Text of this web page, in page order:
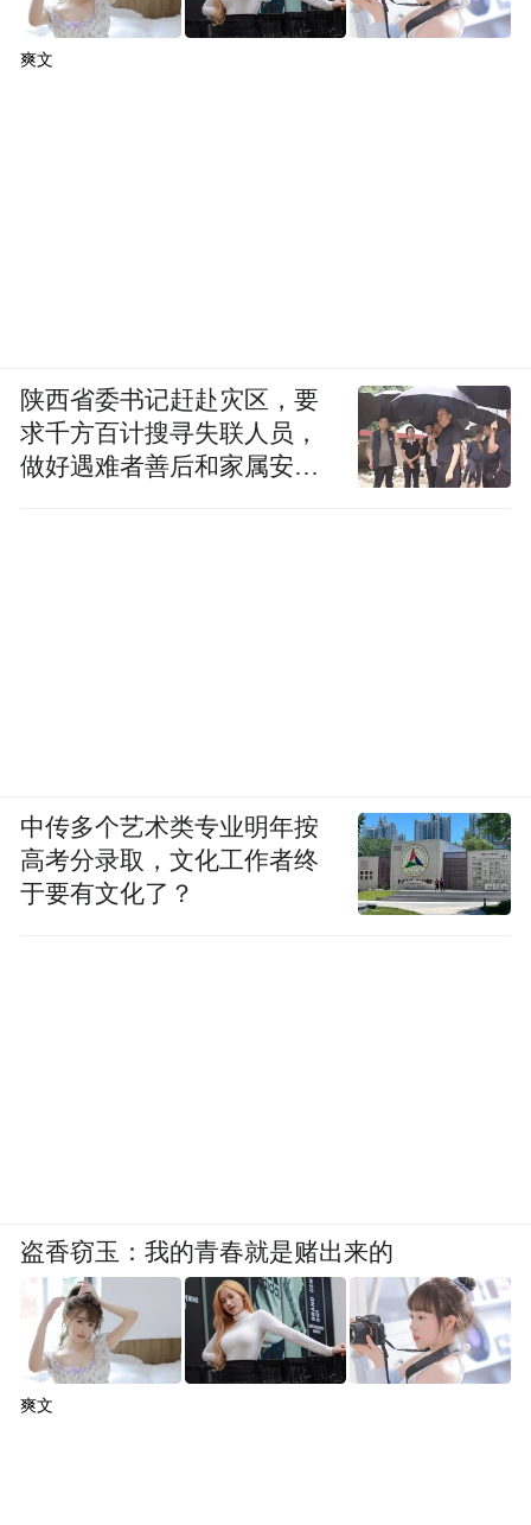
爽文
陕西省委书记赶赴灾区，要
求千方百计搜寻失联人员，
做好遇难者善后和家属安抚
中传多个艺术类专业明年按
高考分录取，文化工作者终
于要有文化了？
盗香窃玉：我的青春就是赌出来的
爽文